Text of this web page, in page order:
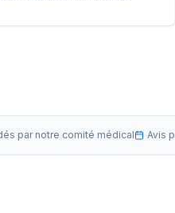
par notre comité médical Avis